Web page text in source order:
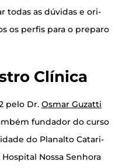
todas as dúvi­das e ori­
os per­fis para o pre­pa­ro
Clínica
pelo Dr. Osmar Guzat­ti
fun­da­dor do cur­so
do Pla­nal­to Cata­ri­
Nos­sa Senho­ra